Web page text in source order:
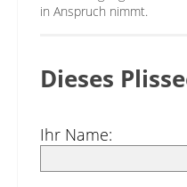
in Anspruch nimmt.
Dieses
Ihr Name: